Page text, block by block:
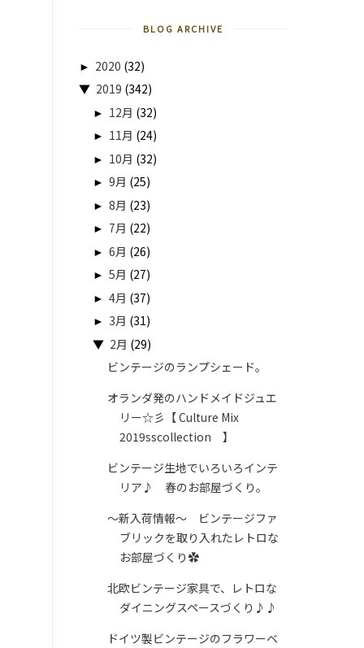
BLOG ARCHIVE
► 2020 (32)
▼ 2019 (342)
► 12月 (32)
► 11月 (24)
► 10月 (32)
► 9月 (25)
► 8月 (23)
► 7月 (22)
► 6月 (26)
► 5月 (27)
► 4月 (37)
► 3月 (31)
▼ 2月 (29)
ビンテージのランプシェード。
オランダ発のハンドメイドジュエ
リー☆彡【 Culture Mix
2019sscollection 】
ビンテージ生地でいろいろインテ
リア♪ 春のお部屋づくり。
～新入荷情報～ ビンテージファ
ブリックを取り入れたレトロな
お部屋づくり✿
北欧ビンテージ家具で、レトロな
ダイニングスペースづくり♪♪
ドイツ製ビンテージのフラワーベ